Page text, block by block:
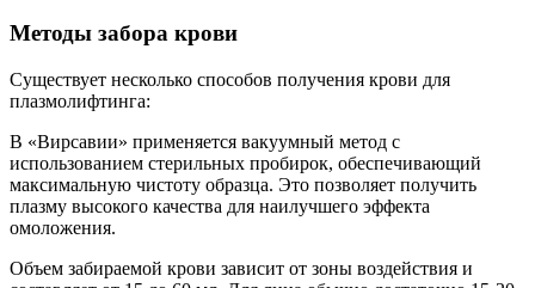
Методы забора крови
Существует несколько способов получения крови для
плазмолифтинга:
В «Вирсавии» применяется вакуумный метод с
использованием стерильных пробирок, обеспечивающий
максимальную чистоту образца. Это позволяет получить
плазму высокого качества для наилучшего эффекта
омоложения.
Объем забираемой крови зависит от зоны воздействия и